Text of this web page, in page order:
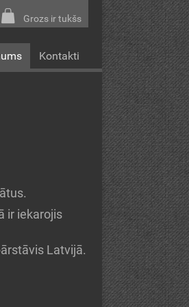
Grozs ir tukšs
Kontakti
ir iekarojis
Latvijā.